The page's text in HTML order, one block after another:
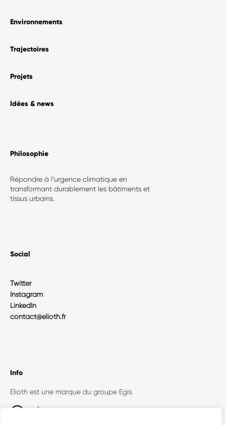
Environnements
Trajectoires
Projets
Idées & news
Philosophie​
Répondre à l’urgence climatique en
transformant durablement les bâtiments et
tissus urbains.
Social
Twitter
Instagram
LinkedIn
contact@elioth.fr
Info
Elioth est une marque du groupe Egis.